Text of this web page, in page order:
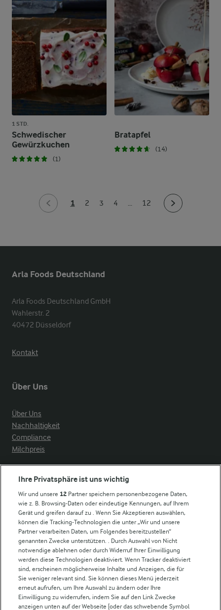
1 STD.
Schwedischer
Gewürzkuchen
(1)
Bratapfel
(14)
1 2 3 4 ... 12
Arla Foods Deutschland
Arla Foods Deutschland GmbH
Wahlerstr. 2
40472 Düsseldorf
Kontakt
Über Uns
Über Uns
Nachhaltigkeit
Compliance
Milchpreis
Weitere Arla Websites
Castello
Lurpak
Arla Pro
Für unsere Landwirt:innen
Folge uns!
Ihre Privatsphäre ist uns wichtig
Wir und unsere 12 Partner speichern personenbezogene Daten,
wie z. B. Browsing-Daten oder eindeutige Kennungen, auf Ihrem
Gerät und greifen darauf zu . Wenn Sie Akzeptieren auswählen,
können die Tracking-Technologien die unter „Wir und unsere
Partner verarbeiten Daten, um Folgendes bereitzustellen“
genannten Zwecke unterstützen. . Durch Auswahl von Nicht
notwendige ablehnen oder durch Widerruf Ihrer Einwilligung
werden diese Technologien deaktiviert. Wenn Tracker deaktiviert
sind, erscheinen möglicherweise Inhalte und Anzeigen, die für
Sie weniger relevant sind. Sie können dieses Menü jederzeit
erneut aufrufen, um Ihre Auswahl zu ändern oder Ihre
Einwilligung zu widerrufen, indem Sie auf den Link Zwecke
anzeigen unten auf der Webseite [oder das schwebende Symbol